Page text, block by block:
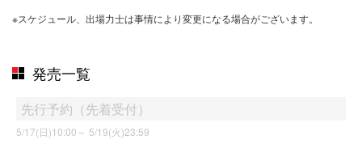
※スケジュール、出場力士は事情により変更になる場合がございます。
発売一覧
先行予約（先着受付）
5/17(日)10:00～ 5/19(火)23:59